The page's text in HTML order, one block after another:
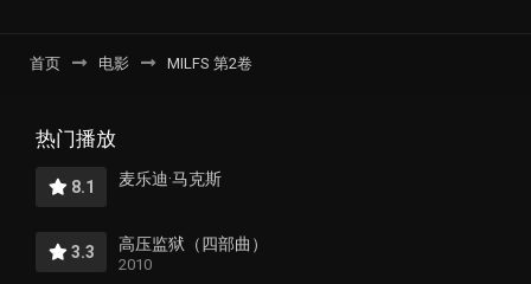
首页 电影 MILFS 第2卷
热门播放
8.1 麦乐迪·马克斯
3.3 高压监狱（四部曲）
2010